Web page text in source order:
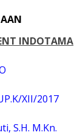
INDOTAMA
/XII/2017
S.H. M.Kn.